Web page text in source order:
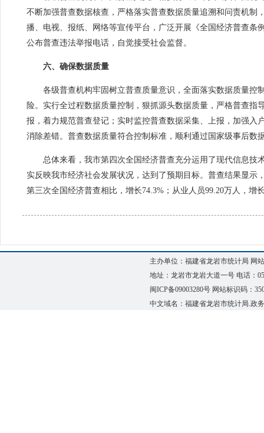
不断加强普查数据核查，严格落实普查数据质量追溯和问责机
播、电视、报纸、网络等宣传平台，广泛开展《全国经济普查
公布普查违法举报电话，自觉接受社会监督。
六、确保数据质量
各级普查机构牢固树立普查质量意识，全面落实数据质量控
险。实行全过程数据质量控制，狠抓源头数据质量，严格普查
报，着力规范普查登记；实时监控普查数据采集、上报，加强
消除差错。普查数据质量符合控制标准，顺利通过国家级事后数
总体来看，我市第四次全国经济普查充分运用了现代信息技
实反映我市经济社会发展状况，达到了预期目标。普查结果显示
第三次全国经济普查相比，增长74.3%；从业人员99.20万人，增